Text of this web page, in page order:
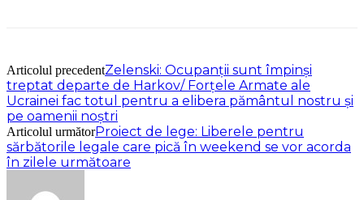
Articolul precedentZelenski: Ocupanţii sunt împinşi
treptat departe de Harkov/ Forţele Armate ale
Ucrainei fac totul pentru a elibera pământul nostru şi
pe oamenii noştri
Articolul următorProiect de lege: Liberele pentru
sărbătorile legale care pică în weekend se vor acorda
în zilele următoare